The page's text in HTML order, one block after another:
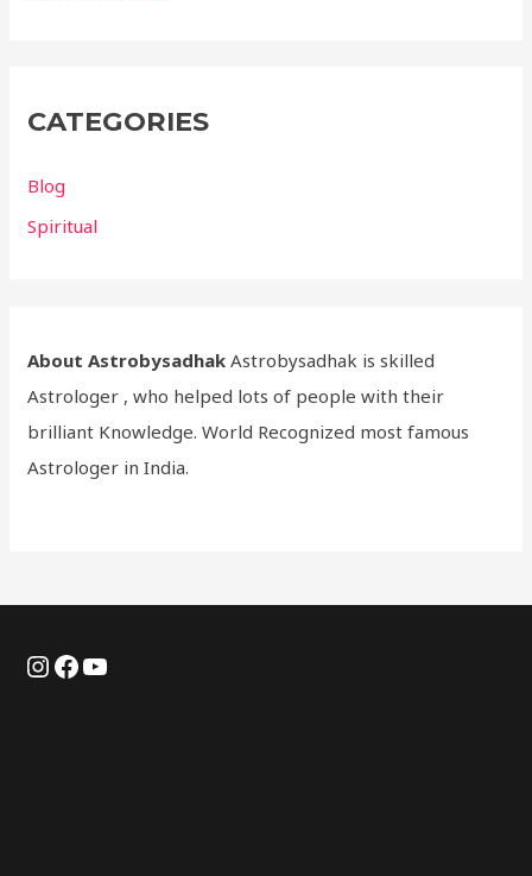
CATEGORIES
Blog
Spiritual
About Astrobysadhak Astrobysadhak is skilled
Astrologer , who helped lots of people with their
brilliant Knowledge. World Recognized most famous
Astrologer in India.